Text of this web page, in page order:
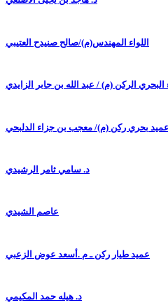
اللواء المهندس(م)/صالح صنيدح العتيبي
البحري الركن (م) / عبد الله بن جابر الزايدي
عميد بحري ركن (م)/ معجب بن جزاء الدلبحي
د. سامي ثامر الرشيدي
عاصم الشيدي
عميد طيار ركن ـ م .أسعد عوض الزعبي
د. هيله حمد المكيمي